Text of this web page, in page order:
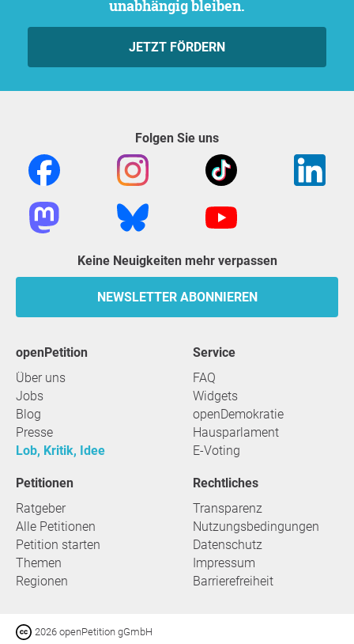
unabhängig bleiben.
JETZT FÖRDERN
Folgen Sie uns
Keine Neuigkeiten mehr verpassen
NEWSLETTER ABONNIEREN
openPetition
Über uns
Jobs
Blog
Presse
Lob, Kritik, Idee
Service
FAQ
Widgets
openDemokratie
Hausparlament
E-Voting
Petitionen
Ratgeber
Alle Petitionen
Petition starten
Themen
Regionen
Rechtliches
Transparenz
Nutzungsbedingungen
Datenschutz
Impressum
Barrierefreiheit
2026 openPetition gGmbH